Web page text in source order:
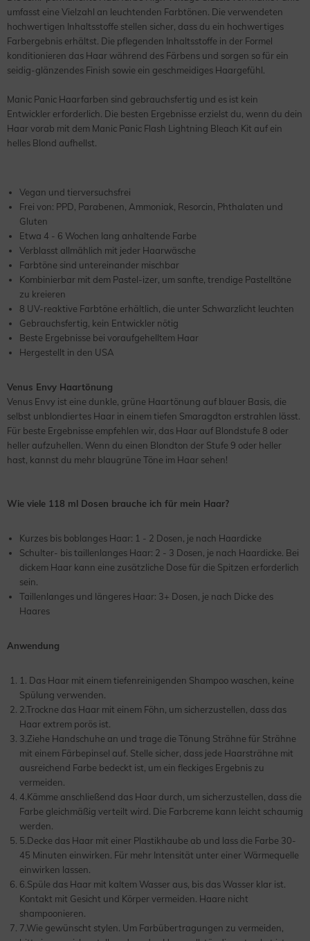
umfasst eine Vielzahl an leuchtenden Farbtönen. Die verwendeten
hochwertigen Inhaltsstoffe stellen sicher, dass du ein hochwertiges
Farbergebnis erhältst. Die pflegenden Inhaltsstoffe in der Formel
konditionieren das Haar während des Färbens und sorgen so für ein
seidig-glänzendes Finish sowie ein geschmeidiges Haargefühl.
Manic Panic Haarfarben sind gebrauchsfertig und es ist kein
Entwickler erforderlich. Die besten Ergebnisse erzielst du, wenn du dein
Haar vorab mit dem Manic Panic Flash Lightning Bleach Kit auf ein
helles Blond aufhellst.
Vegan und tierversuchsfrei
Frei von: PPD, Parabenen, Ammoniak, Resorcin, Phthalaten und
Gluten
Etwa 4 - 6 Wochen lang anhaltende Farbe
Verblasst allmählich mit jeder Haarwäsche
Farbtöne sind untereinander mischbar
Kombinierbar mit dem Pastel-izer, um sanfte, trendige Pastelltöne
zu kreieren
8 UV-reaktive Farbtöne erhältlich, die unter Schwarzlicht leuchten
Gebrauchsfertig, kein Entwickler nötig
Beste Ergebnisse bei voraufgehelltem Haar
Hergestellt in den USA
Venus Envy Haartönung
Venus Envy ist eine dunkle, grüne Haartönung auf blauer Basis, die
selbst unblondiertes Haar in einem tiefen Smaragdton erstrahlen lässt.
Für beste Ergebnisse empfehlen wir, das Haar auf Blondstufe 8 oder
heller aufzuhellen. Wenn du einen Blondton der Stufe 9 oder heller
hast, kannst du mehr blaugrüne Töne im Haar sehen!
Wie viele 118 ml Dosen brauche ich für mein Haar?
Kurzes bis boblanges Haar: 1 - 2 Dosen, je nach Haardicke
Schulter- bis taillenlanges Haar: 2 - 3 Dosen, je nach Haardicke. Bei
dickem Haar kann eine zusätzliche Dose für die Spitzen erforderlich
sein.
Taillenlanges und längeres Haar: 3+ Dosen, je nach Dicke des
Haares
Anwendung
1. Das Haar mit einem tiefenreinigenden Shampoo waschen, keine
Spülung verwenden.
2.Trockne das Haar mit einem Föhn, um sicherzustellen, dass das
Haar extrem porös ist.
3.Ziehe Handschuhe an und trage die Tönung Strähne für Strähne
mit einem Färbepinsel auf. Stelle sicher, dass jede Haarsträhne mit
ausreichend Farbe bedeckt ist, um ein fleckiges Ergebnis zu
vermeiden.
4.Kämme anschließend das Haar durch, um sicherzustellen, dass die
Farbe gleichmäßig verteilt wird. Die Farbcreme kann leicht schaumig
werden.
5.Decke das Haar mit einer Plastikhaube ab und lass die Farbe 30-
45 Minuten einwirken. Für mehr Intensität unter einer Wärmequelle
einwirken lassen.
6.Spüle das Haar mit kaltem Wasser aus, bis das Wasser klar ist.
Kontakt mit Gesicht und Körper vermeiden. Haare nicht
shampoonieren.
7.Wie gewünscht stylen. Um Farbübertragungen zu vermeiden,